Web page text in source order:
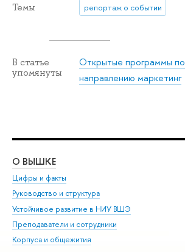
Темы репортаж о событии
В статье
упомянуты
Открытые программы по
направлению маркетинг
О ВЫШКЕ
Цифры и факты
Руководство и структура
Устойчивое развитие в НИУ ВШЭ
Преподаватели и сотрудники
Корпуса и общежития